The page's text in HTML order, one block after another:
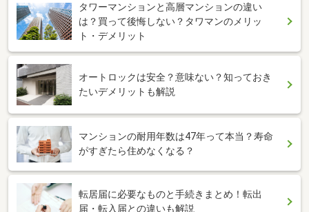
タワーマンションと高層マンションの違い
は？買って後悔しない？タワマンのメリッ
ト・デメリット
オートロックは安全？意味ない？知っておき
たいデメリットも解説
マンションの耐用年数は47年って本当？寿命
がすぎたら住めなくなる？
転居届に必要なものと手続きまとめ！転出
届・転入届との違いも解説